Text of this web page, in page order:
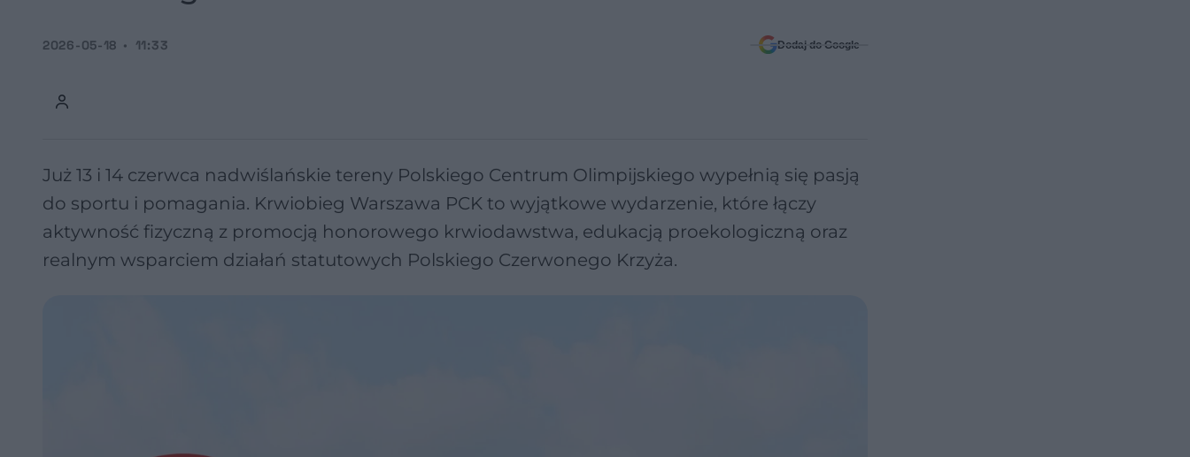
2026-05-18 11:33 Dodaj do Google
Już 13 i 14 czerwca nadwiślańskie tereny Polskiego Centrum Olimpijskiego wypełnią się pasją
do sportu i pomagania. Krwiobieg Warszawa PCK to wyjątkowe wydarzenie, które łączy
aktywność fizyczną z promocją honorowego krwiodawstwa, edukacją proekologiczną oraz
realnym wsparciem działań statutowych Polskiego Czerwonego Krzyża.